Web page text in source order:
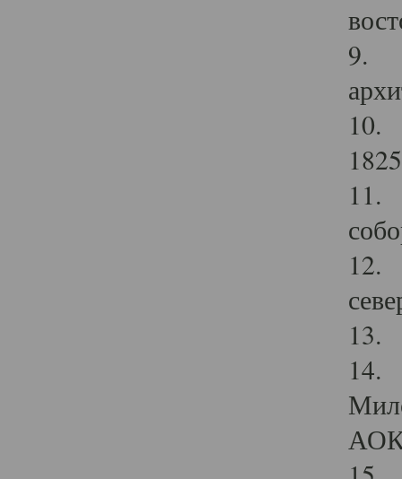
9.
10.
11.
12.
13.
14.